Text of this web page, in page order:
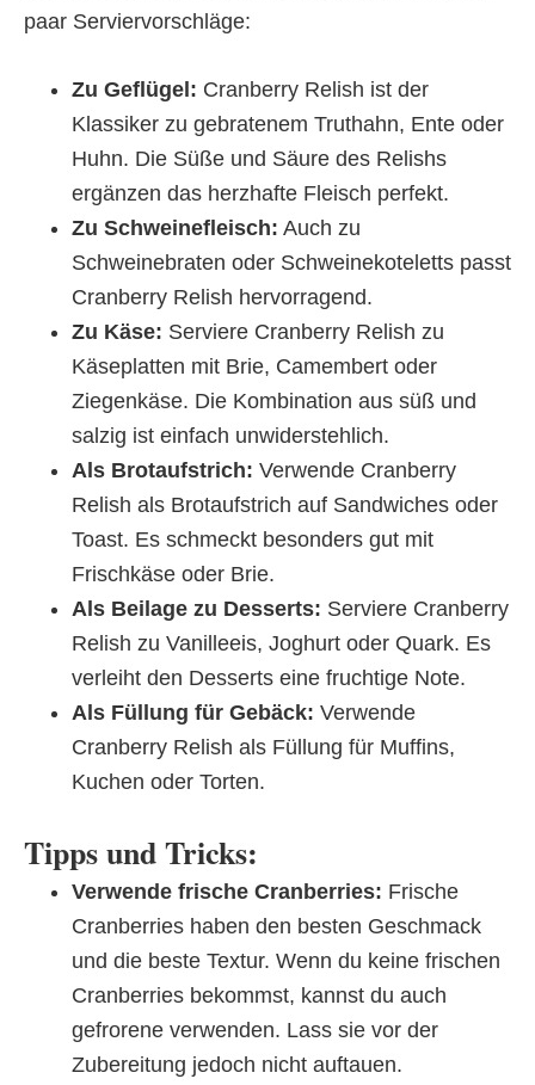
paar Serviervorschläge:
Zu Geflügel: Cranberry Relish ist der
Klassiker zu gebratenem Truthahn, Ente oder
Huhn. Die Süße und Säure des Relishs
ergänzen das herzhafte Fleisch perfekt.
Zu Schweinefleisch: Auch zu
Schweinebraten oder Schweinekoteletts passt
Cranberry Relish hervorragend.
Zu Käse: Serviere Cranberry Relish zu
Käseplatten mit Brie, Camembert oder
Ziegenkäse. Die Kombination aus süß und
salzig ist einfach unwiderstehlich.
Als Brotaufstrich: Verwende Cranberry
Relish als Brotaufstrich auf Sandwiches oder
Toast. Es schmeckt besonders gut mit
Frischkäse oder Brie.
Als Beilage zu Desserts: Serviere Cranberry
Relish zu Vanilleeis, Joghurt oder Quark. Es
verleiht den Desserts eine fruchtige Note.
Als Füllung für Gebäck: Verwende
Cranberry Relish als Füllung für Muffins,
Kuchen oder Torten.
Tipps und Tricks:
Verwende frische Cranberries: Frische
Cranberries haben den besten Geschmack
und die beste Textur. Wenn du keine frischen
Cranberries bekommst, kannst du auch
gefrorene verwenden. Lass sie vor der
Zubereitung jedoch nicht auftauen.